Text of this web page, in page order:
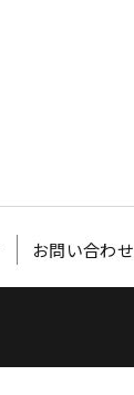
お問い合わせ